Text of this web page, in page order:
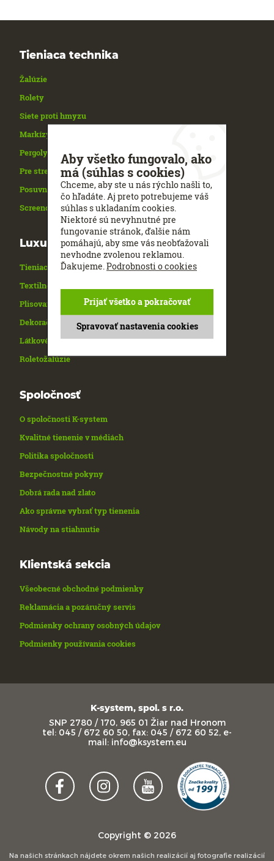
Tieniaca technika
Žalúzie
Rolety
Siete proti hmyzu
Markízy
Pergoly
Pre strešné okná
Posuvné panelové steny a kolejnice
Screenové clony
Luxusné tienenie
Tieniaca technika
Textilné rolety
Plisované rolety
Dekoračné závesy
Látkové rolety
Roletožalúzie
Spoločnosť
O spoločnosti K-system
Kvalitné tienenie v médiách
Politika spoločnosti
Bezpečnostné pokyny
Dobrá rada nad zlato
Ako správne vybrať typ tienenia
Návody na stiahnutie
Klientská sekcia
Všeobecné obchodné podmienky
Reklamácia a pozáručný servis
Podmienky ochrany osobných údajov
Podmienky používania cookies
K-system, spol. s r.o.
SNP 2780 / 170, 965 01 Žiar nad Hronom
tel: 045 / 672 60 50, fax: 045 / 672 60 52, e-
mail: info@ksystem.eu
Copyright © 2026
Na našich stránkach nájdete okrem našich realizácií aj fotografie realizácií
Aby všetko fungovalo, ako
má (súhlas s cookies)
Chceme, aby ste u nás rýchlo našli to,
čo hľadáte. Aj preto potrebujeme váš
súhlas s ukladaním cookies.
Niektoré sú nevyhnutné pre
fungovanie stránok, ďalšie nám
pomáhajú, aby sme vás neobťažovali
nevhodne zvolenou reklamou.
Ďakujeme.Podrobnosti o cookies
Spravovať nastavenia cookies
Prijať všetko a pokračovať